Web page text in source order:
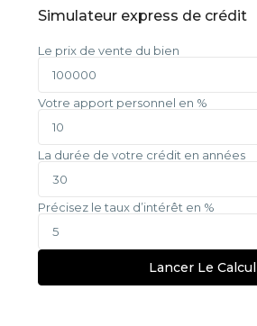
Simulateur express de crédit
Le prix de vente du bien
Votre apport personnel en %
La durée de votre crédit en années
Précisez le taux d’intérêt en %
Lancer Le Calcul